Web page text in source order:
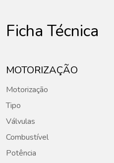
Ficha Técnica
MOTORIZAÇÃO
Motorização
Tipo
Válvulas
Combustível
Potência